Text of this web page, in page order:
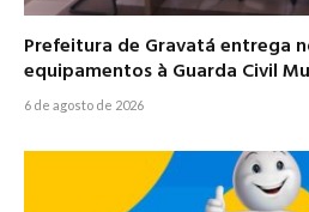
Prefeitura de Gravatá entrega
equipamentos à Guarda Civil
6 de agosto de 2026